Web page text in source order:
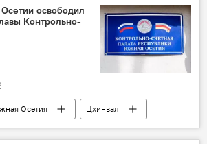
США
освободил
Контрольно-
Осетия
Цхинвал
Алан Гаглоев